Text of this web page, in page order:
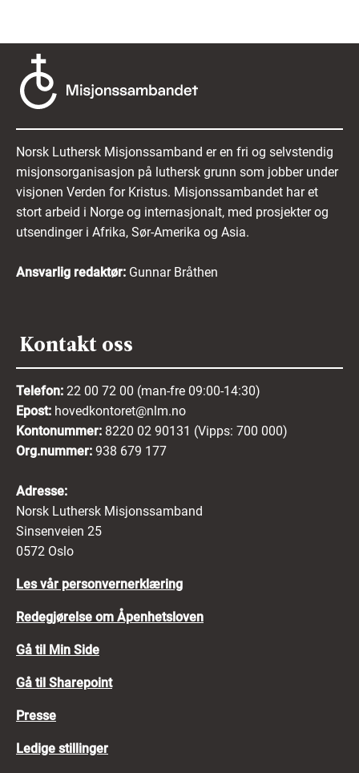
Norsk Luthersk Misjonssamband er en fri og selvstendig
misjonsorganisasjon på luthersk grunn som jobber under
visjonen Verden for Kristus. Misjonssambandet har et
stort arbeid i Norge og internasjonalt, med prosjekter og
utsendinger i Afrika, Sør-Amerika og Asia.
Ansvarlig redaktør: Gunnar Bråthen
Kontakt oss
Telefon: 22 00 72 00 (man-fre 09:00-14:30)
Epost: hovedkontoret@nlm.no
Kontonummer: 8220 02 90131 (Vipps: 700 000)
Org.nummer: 938 679 177
Adresse:
Norsk Luthersk Misjonssamband
Sinsenveien 25
0572 Oslo
Les vår personvernerklæring
Redegjørelse om Åpenhetsloven
Gå til Min Side
Gå til Sharepoint
Presse
Ledige stillinger